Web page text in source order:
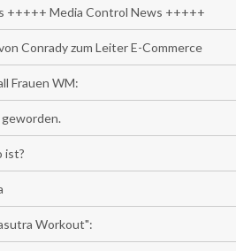
+++++ Media Control News +++++
Conrady zum Leiter E-Commerce
Frauen WM:
ist?
Workout":